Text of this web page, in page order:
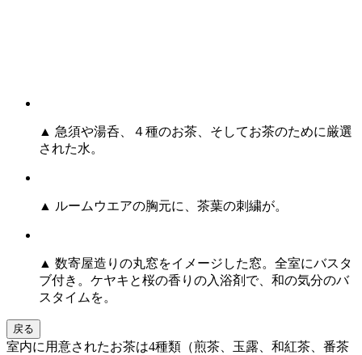
▲ 急須や湯呑、４種のお茶、そしてお茶のために厳選
された水。
▲ ルームウエアの胸元に、茶葉の刺繍が。
▲ 数寄屋造りの丸窓をイメージした窓。全室にバスタ
ブ付き。ケヤキと桜の香りの入浴剤で、和の気分のバ
スタイムを。
戻る
室内に用意されたお茶は4種類（煎茶、玉露、和紅茶、番茶